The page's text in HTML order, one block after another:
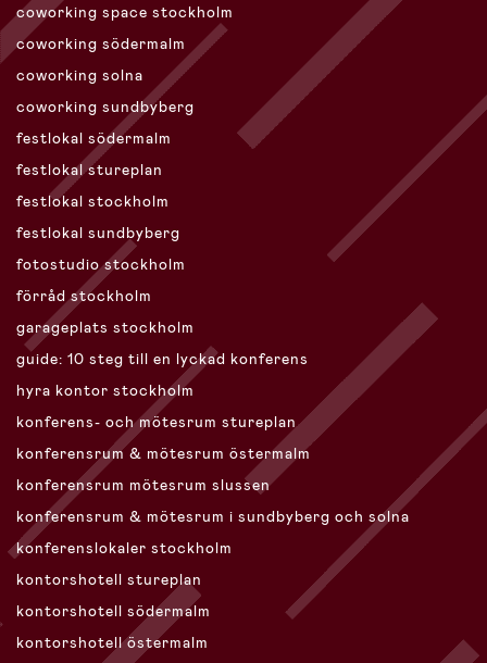
coworking space stockholm
coworking södermalm
coworking solna
coworking sundbyberg
festlokal södermalm
festlokal stureplan
festlokal stockholm
festlokal sundbyberg
fotostudio stockholm
förråd stockholm
garageplats stockholm
guide: 10 steg till en lyckad konferens
hyra kontor stockholm
konferens- och mötesrum stureplan
konferensrum & mötesrum östermalm
konferensrum mötesrum slussen
konferensrum & mötesrum i sundbyberg och solna
konferenslokaler stockholm
kontorshotell stureplan
kontorshotell södermalm
kontorshotell östermalm